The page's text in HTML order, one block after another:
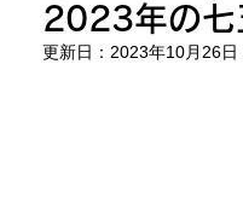
2023年の七
更新日： 2023年10月26日